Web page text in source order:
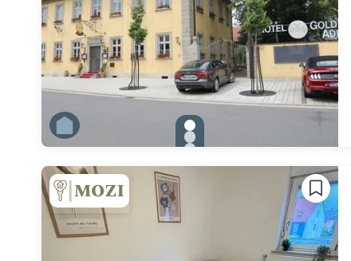
gallery.slide_selector
Zu Slide 1 wechseln
Zu Slide 2 wechseln
Zu Slide 4 wechseln
Zu Slide 5 wechseln
Zu Slide 6 wechseln